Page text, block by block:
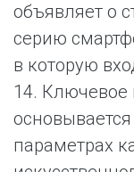
объявляет о
серию
в которую
14. Ключевое
параметрах